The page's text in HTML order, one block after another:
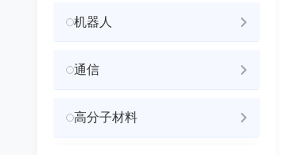
机器人
通信
高分子材料